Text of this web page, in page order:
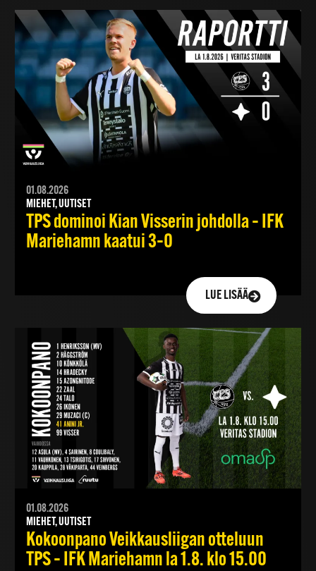
01.08.2026
MIEHET, UUTISET
TPS dominoi Kian Visserin johdolla – IFK
Mariehamn kaatui 3–0
LUE LISÄÄ
01.08.2026
MIEHET, UUTISET
Kokoonpano Veikkausliigan otteluun
TPS – IFK Mariehamn la 1.8. klo 15.00